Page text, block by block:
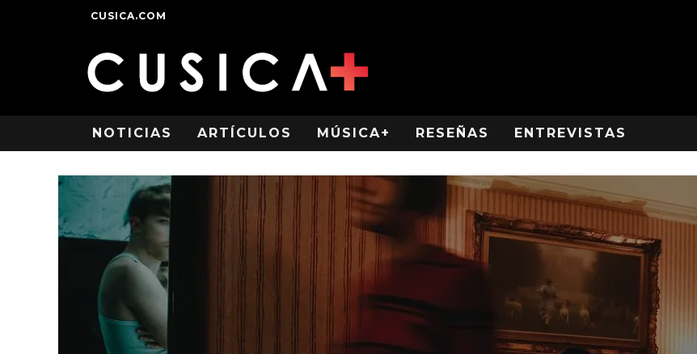
CUSICA.COM
NOTICIAS ARTÍCULOS MÚSICA+ RESEÑAS ENTREVISTAS